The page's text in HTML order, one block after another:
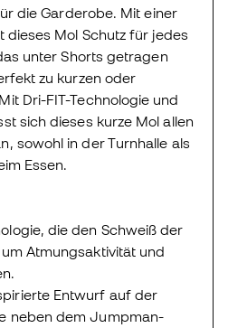
die Garderobe. Mit einer
dieses Mol Schutz für jedes
unter Shorts getragen
zu kurzen oder
Dri-FIT-Technologie und
sich dieses kurze Mol allen
sowohl in der Turnhalle als
Essen.
die den Schweiß der
Atmungsaktivität und
Entwurf auf der
neben dem Jumpman-